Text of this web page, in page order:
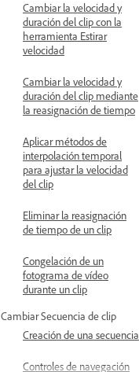
Cambiar la velocidad y
duración del clip con la
herramienta Estirar
velocidad
Cambiar la velocidad y
duración del clip mediante
la reasignación de tiempo
Aplicar métodos de
interpolación temporal
para ajustar la velocidad
del clip
Eliminar la reasignación
de tiempo de un clip
Congelación de un
fotograma de vídeo
durante un clip
Cambiar Secuencia de clip
Creación de una secuencia
Controles de navegación